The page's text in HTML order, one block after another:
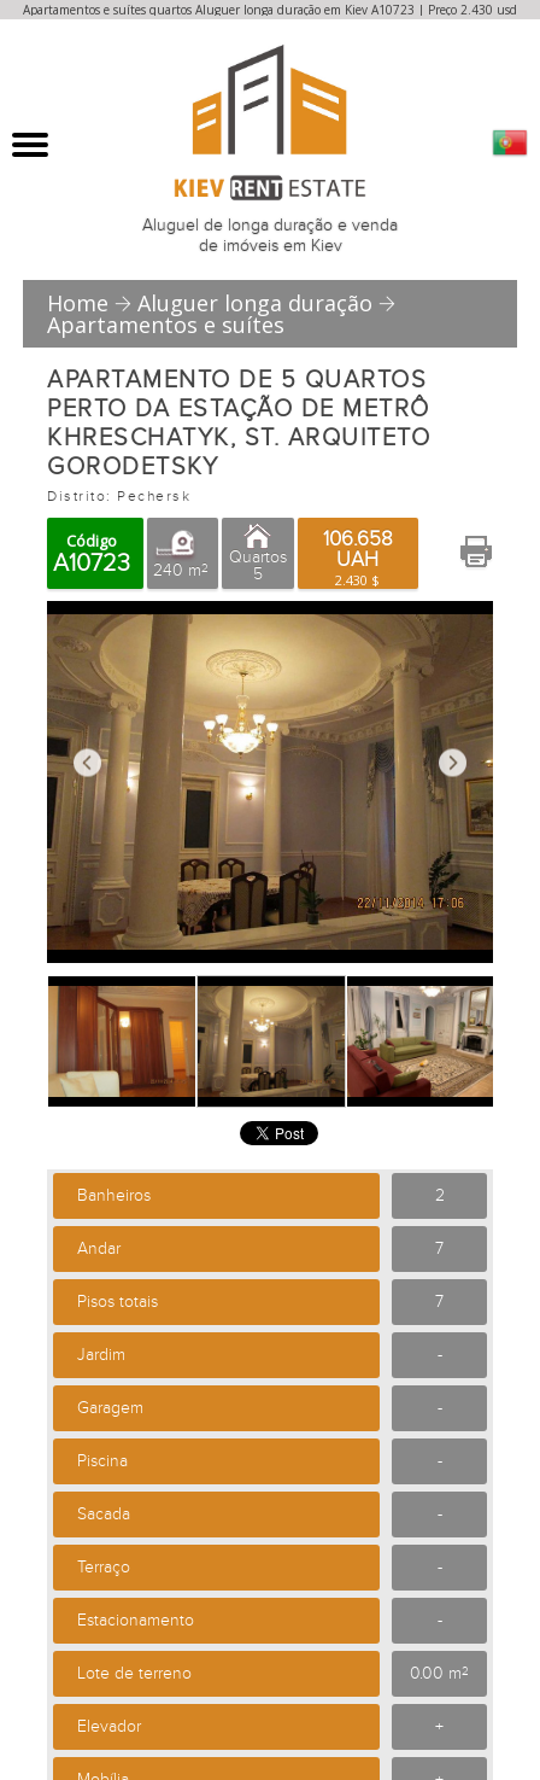
Apartamentos e suítes quartos Aluguer longa duração em Kiev A10723 | Preço 2.430 usd
Aluguel de longa duração e venda
de imóveis em Kiev
Home Aluguer longa duração
Apartamentos e suítes
APARTAMENTO DE 5 QUARTOS
PERTO DA ESTAÇÃO DE METRÔ
KHRESCHATYK, ST. ARQUITETO
GORODETSKY
Distrito: Pechersk
Código
A10723 240 m2
Quartos
5
106.658
UAH
2.430 $
Banheiros 2
Andar 7
Pisos totais 7
Jardim -
Garagem -
Piscina -
Sacada -
Terraço -
Estacionamento -
Lote de terreno 0.00 m2
Elevador +